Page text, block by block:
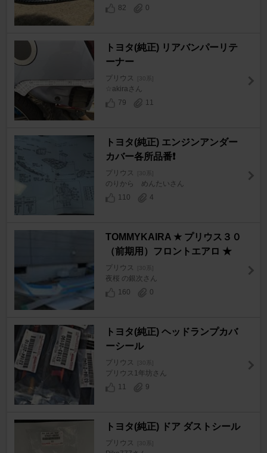
82
0
トヨタ(純正) リアバンパーリテ
ーナー
プリウス [30系]
☆akiraさん
79
11
トヨタ(純正) エンジンアンダー
カバー各所品番❗️
プリウス [30系]
のりから めんたいさん
110
4
TOMMYKAIRA ★ プリウス３０
（前期用）フロントエアロ ★
プリウス [30系]
夜桜 の銀次さん
160
0
トヨタ(純正) ヘッドランプカバ
ーシール
プリウス [30系]
プリウス1年坊さん
11
9
トヨタ(純正) ドア ダストシール
プリウス [30系]